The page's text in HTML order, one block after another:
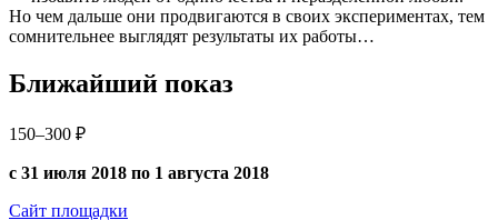
Но чем дальше они продвигаются в своих экспериментах, тем
сомнительнее выглядят результаты их работы…
Ближайший показ
150–300 ₽
с 31 июля 2018 по 1 августа 2018
Сайт площадки